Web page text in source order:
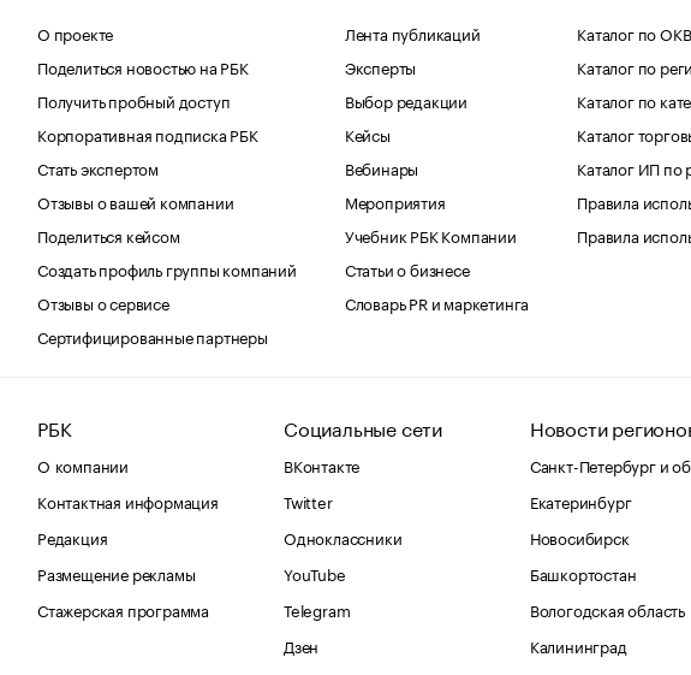
О проекте
Поделиться новостью на РБК
Получить пробный доступ
Корпоративная подписка РБК
Стать экспертом
Отзывы о вашей компании
Поделиться кейсом
Создать профиль группы компаний
Отзывы о сервисе
Сертифицированные партнеры
Лента публикаций
Эксперты
Выбор редакции
Кейсы
Вебинары
Мероприятия
Учебник РБК Компании
Статьи о бизнесе
Словарь PR и маркетинга
Каталог по
Каталог по
Каталог по
Каталог
Каталог ИП по
Правила
Правила
РБК
О компании
Контактная информация
Редакция
Размещение рекламы
Стажерская программа
Социальные сети
ВКонтакте
Twitter
Одноклассники
YouTube
Telegram
Дзен
Новости
Санкт-Петербург и
Екатеринбург
Новосибирск
Башкортостан
Вологодская область
Калининград